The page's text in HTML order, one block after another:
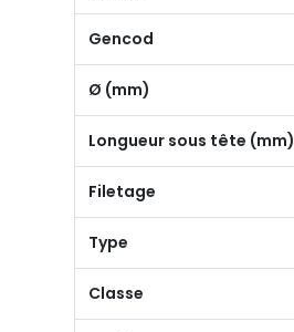
Gencod
Ø (mm)
Longueur sous tête (mm)
Filetage
Type
Classe